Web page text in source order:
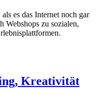
es das Internet noch gar
Webshops zu sozialen,
Kreativität